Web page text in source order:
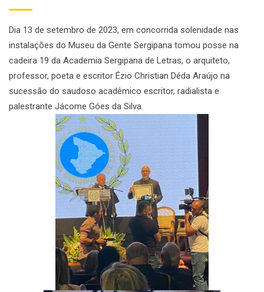
Dia 13 de setembro de 2023, em concorrida solenidade nas
instalações do Museu da Gente Sergipana tomou posse na
cadeira 19 da Academia Sergipana de Letras, o arquiteto,
professor, poeta e escritor Ézio Christian Déda Araújo na
sucessão do saudoso acadêmico escritor, radialista e
palestrante Jácome Góes da Silva.